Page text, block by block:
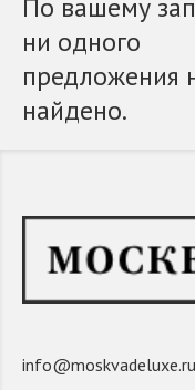
По вашему
ни одного
предложения
найдено.
info@moskvadeluxe.ru